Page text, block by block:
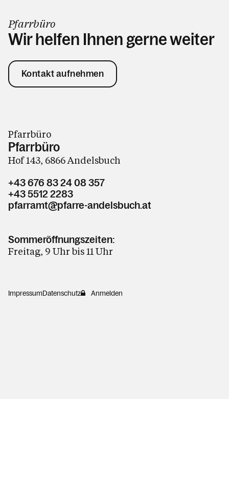
Pfarrbüro
Wir helfen Ihnen gerne weiter
Kontakt aufnehmen
Pfarrbüro
Pfarrbüro
Hof 143, 6866 Andelsbuch
+43 676 83 24 08 357
+43 5512 2283
pfarramt@pfarre-andelsbuch.at
Sommeröffnungszeiten:
Freitag, 9 Uhr bis 11 Uhr
ImpressumDatenschutz Anmelden